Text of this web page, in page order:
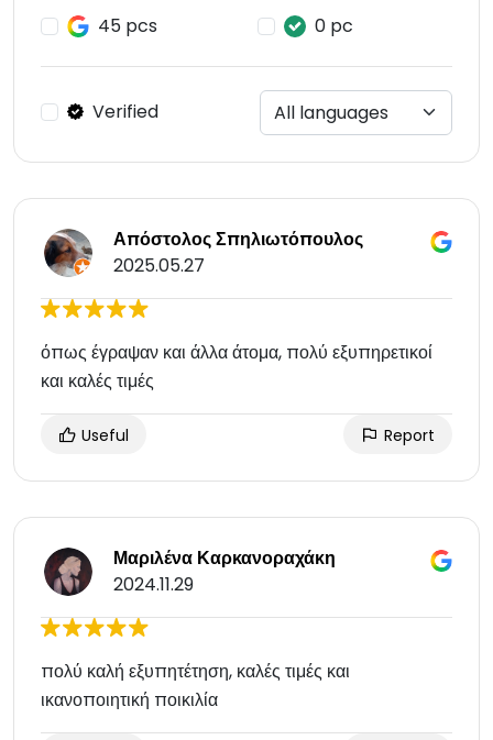
45 pcs
0 pc
Verified
Απόστολος Σπηλιωτόπουλος
2025.05.27
όπως έγραψαν και άλλα άτομα, πολύ εξυπηρετικοί
και καλές τιμές
Useful Report
Μαριλένα Καρκανοραχάκη
2024.11.29
πολύ καλή εξυπητέτηση, καλές τιμές και
ικανοποιητική ποικιλία